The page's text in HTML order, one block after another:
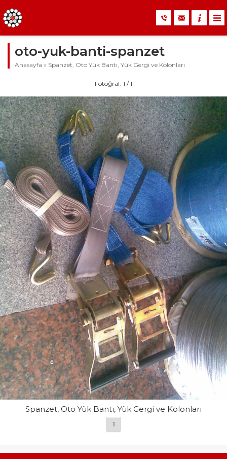
oto-yuk-banti-spanzet
Anasayfa » Spanzet, Oto Yük Bantı, Yük Gergi ve Kolonları
Fotoğraf: 1 / 1
Spanzet, Oto Yük Bantı, Yük Gergi ve Kolonları
1